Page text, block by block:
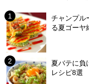
チャンプル
る夏ゴーヤ
夏バテに負
レシピ8選